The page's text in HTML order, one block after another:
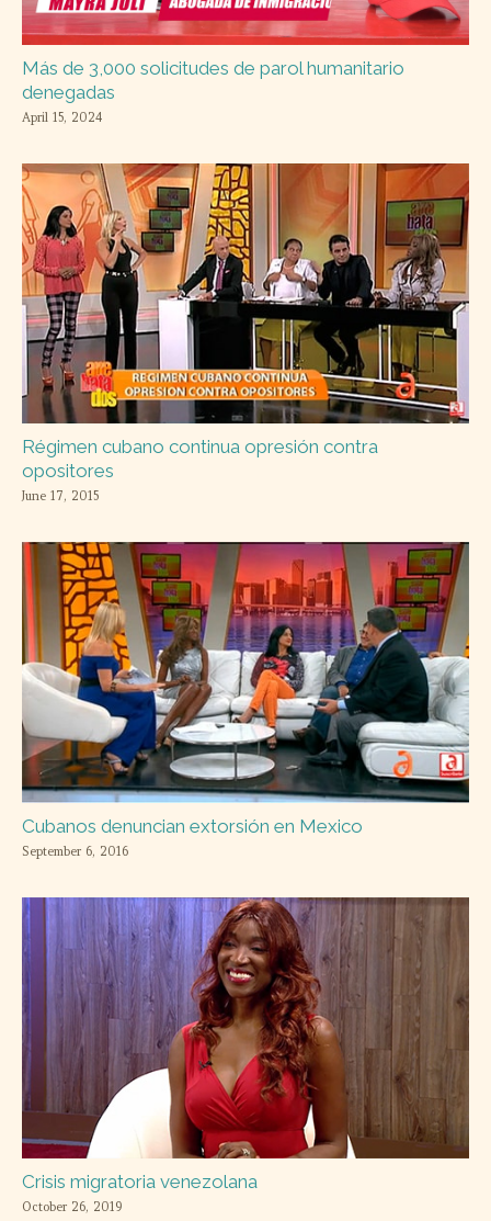
Más de 3,000 solicitudes de parol humanitario
denegadas
April 15, 2024
Régimen cubano continua opresión contra
opositores
June 17, 2015
Cubanos denuncian extorsión en Mexico
September 6, 2016
Crisis migratoria venezolana
October 26, 2019